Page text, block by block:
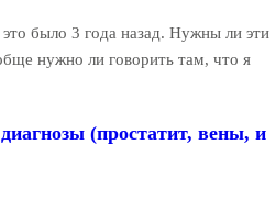
было 3 года назад. Нужны ли эти
нужно ли говорить там, что я
(простатит, вены, и